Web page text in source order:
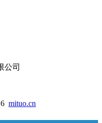
公司
mituo.cn